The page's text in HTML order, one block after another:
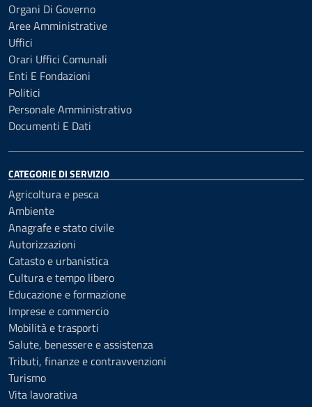
Organi Di Governo
Aree Amministrative
Uffici
Orari Uffici Comunali
Enti E Fondazioni
Politici
Personale Amministrativo
Documenti E Dati
CATEGORIE DI SERVIZIO
Agricoltura e pesca
Ambiente
Anagrafe e stato civile
Autorizzazioni
Catasto e urbanistica
Cultura e tempo libero
Educazione e formazione
Imprese e commercio
Mobilità e trasporti
Salute, benessere e assistenza
Tributi, finanze e contravvenzioni
Turismo
Vita lavorativa